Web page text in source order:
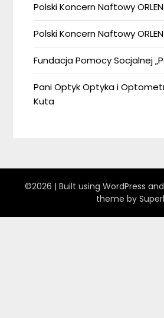
Polski Koncern Naftowy
Polski Koncern Naftowy
Fundacja Pomocy Socjalnej
Pani Optyk Optyka i
Kuta
©2026 | Built using WordPress and
theme by